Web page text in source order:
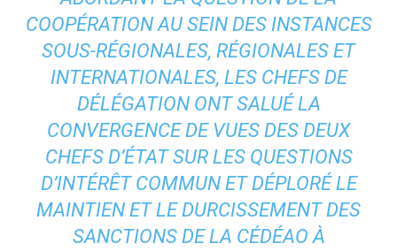
COOPÉRATION AU SEIN DES INSTANCES
SOUS-RÉGIONALES, RÉGIONALES ET
INTERNATIONALES, LES CHEFS DE
DÉLÉGATION ONT SALUÉ LA
CONVERGENCE DE VUES DES DEUX
CHEFS D’ÉTAT SUR LES QUESTIONS
D’INTÉRÊT COMMUN ET DÉPLORÉ LE
MAINTIEN ET LE DURCISSEMENT DES
SANCTIONS DE LA CÉDÉAO À